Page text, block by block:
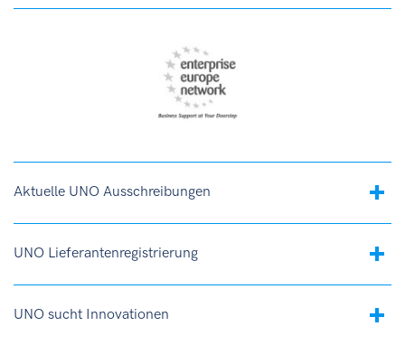
Aktuelle UNO Ausschreibungen
UNO Lieferantenregistrierung
UNO sucht Innovationen